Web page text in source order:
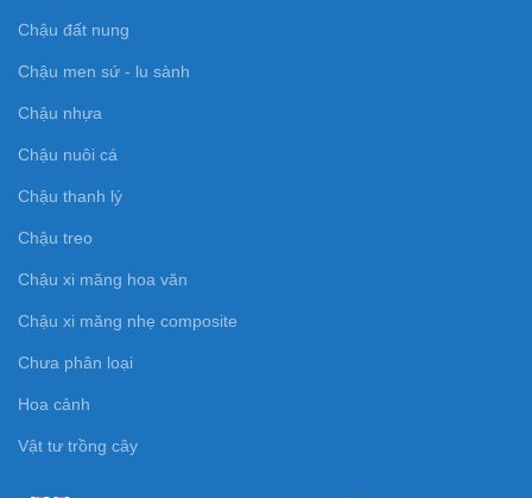
Chậu đất nung
Chậu men sứ - lu sành
Chậu nhựa
Chậu nuôi cá
Chậu thanh lý
Chậu treo
Chậu xi măng hoa văn
Chậu xi măng nhẹ composite
Chưa phân loại
Hoa cảnh
Vật tư trồng cây